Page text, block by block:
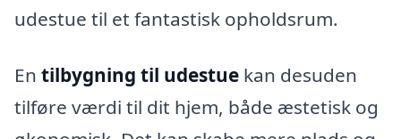
udestue til et fantastisk opholdsrum.
En tilbygning til udestue kan desuden
tilføre værdi til dit hjem, både æstetisk og